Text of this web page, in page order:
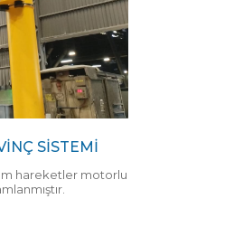
SİSTEMİ
hareketler motorlu